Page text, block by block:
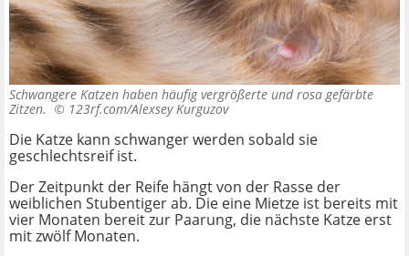
Schwangere Katzen haben häufig vergrößerte und rosa gefärbte
Zitzen. © 123rf.com/Alexsey Kurguzov
Die Katze kann schwanger werden sobald sie
geschlechtsreif ist.
Der Zeitpunkt der Reife hängt von der Rasse der
weiblichen Stubentiger ab. Die eine Mietze ist bereits mit
vier Monaten bereit zur Paarung, die nächste Katze erst
mit zwölf Monaten.